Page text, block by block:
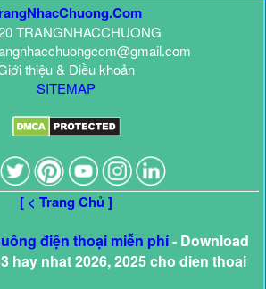
TRANGNHACCHUONG
thiệu & Điều khoản
SITEMAP
[ < Trang Chủ ]
điện thoại miễn phí- Download
hay nhat 2026, 2025 cho dien thoai